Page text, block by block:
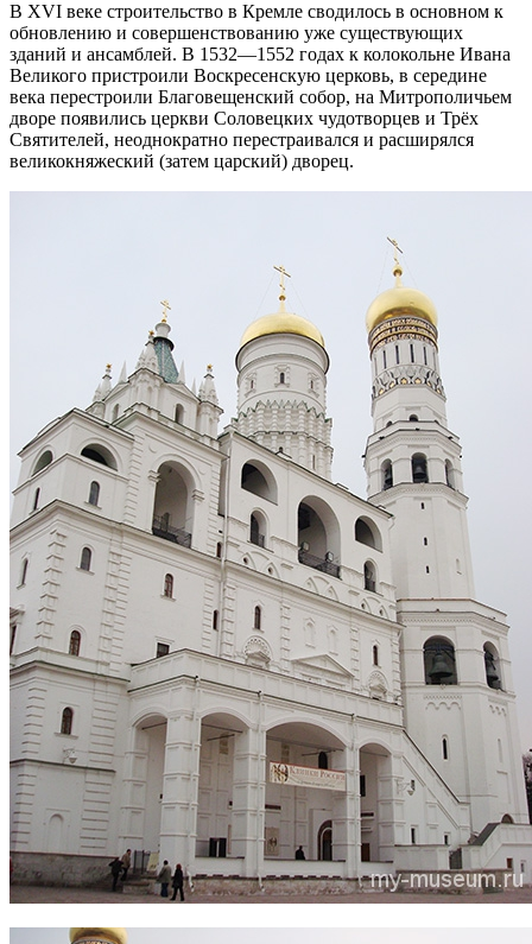
В XVI веке строительство в Кремле сводилось в основном к
обновлению и совершенствованию уже существующих
зданий и ансамблей. В 1532—1552 годах к колокольне Ивана
Великого пристроили Воскресенскую церковь, в середине
века перестроили Благовещенский собор, на Митрополичьем
дворе появились церкви Соловецких чудотворцев и Трёх
Святителей, неоднократно перестраивался и расширялся
великокняжеский (затем царский) дворец.